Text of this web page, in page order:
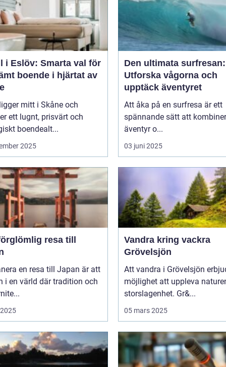
i Eslöv: Smarta val för
boende i hjärtat av
mitt i Skåne och
ett lugnt, prisvärt och
boendealt...
2025
Den ultimata surfresan:
Utforska vågorna och
upptäck äventyret
Att åka på en surfresa är ett
spännande sätt att
äventyr o...
03 juni 2025
resa till
en resa till Japan är att
i en värld där tradition och
Vandra kring vackra
Grövelsjön
Att vandra i Grövelsjön
möjlighet att uppleva
storslagenhet. Gr&...
05 mars 2025